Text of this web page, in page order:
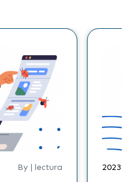
By | lectura 2023-